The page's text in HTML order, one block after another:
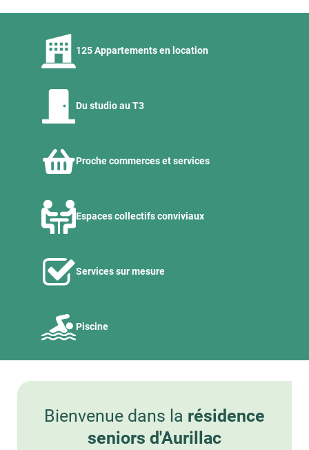
125 Appartements en location
Du studio au T3
Proche commerces et services
Espaces collectifs conviviaux
Services sur mesure
Piscine
Bienvenue dans la résidence
seniors d'Aurillac